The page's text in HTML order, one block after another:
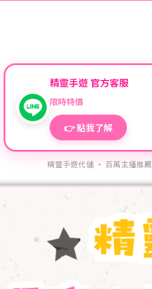
精靈手遊 官方客服
限時特價
👉 點我了解
精靈手遊代儲 · 百萬主播推薦